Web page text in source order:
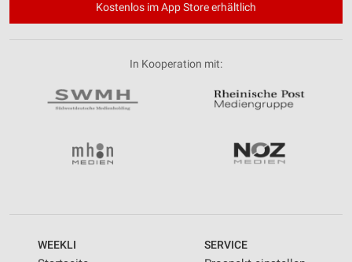
Kostenlos im App Store erhältlich
In Kooperation mit:
WEEKLI SERVICE